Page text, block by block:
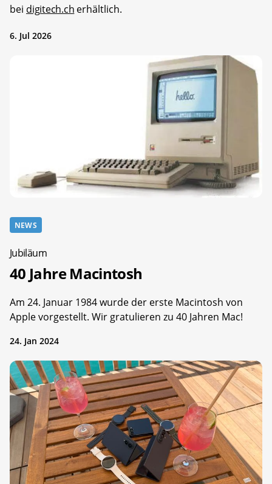
bei digitech.ch erhältlich.
6. Jul 2026
NEWS
Jubiläum
40 Jahre Macintosh
Am 24. Januar 1984 wurde der erste Macintosh von
Apple vorgestellt. Wir gratulieren zu 40 Jahren Mac!
24. Jan 2024